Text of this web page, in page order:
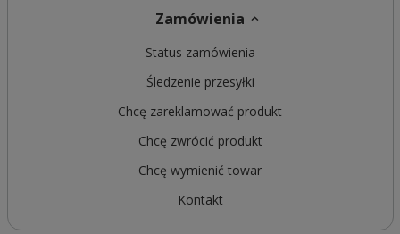
Zamówienia
Status zamówienia
Śledzenie przesyłki
Chcę zareklamować produkt
Chcę zwrócić produkt
Chcę wymienić towar
Kontakt